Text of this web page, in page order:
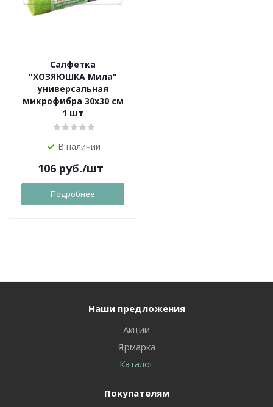
Салфетка
"ХОЗЯЮШКА Мила"
универсальная
микрофибра 30х30 см
1 шт
В наличии
106 руб./шт
Подробнее
Наши предложения
Акции
Ярмарка
Каталог
Покупателям